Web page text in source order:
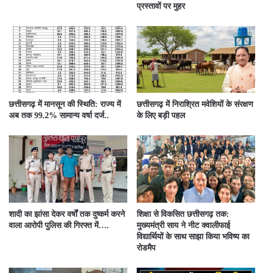
प्रस्तावों पर मुहर
छत्तीसगढ़ में मानसून की स्थिति: राज्य में
अब तक 99.2% सामान्य वर्षा दर्ज..
छत्तीसगढ़ में निराश्रित मवेशियों के संरक्षण
के लिए बड़ी पहल
शादी का झांसा देकर वर्षों तक दुष्कर्म करने
वाला आरोपी पुलिस की गिरफ्त में….
शिक्षा से विकसित छत्तीसगढ़ तक:
मुख्यमंत्री साय ने नीट क्वालीफाई
विद्यार्थियों के साथ साझा किया भविष्य का
रोडमैप